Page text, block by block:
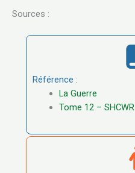
Sources :
Référence :
La Guerre
Tome 12 – SHCWR